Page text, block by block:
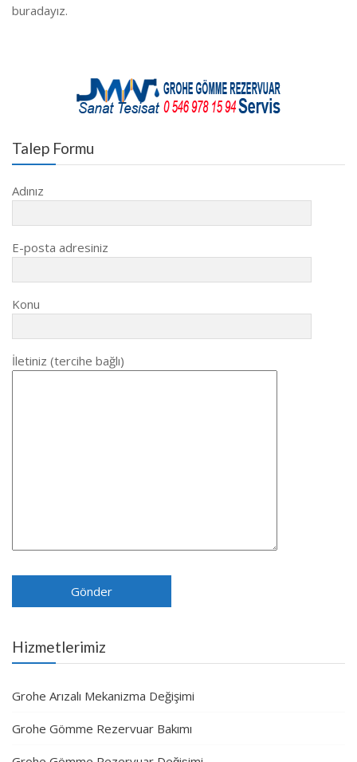
buradayız.
Talep Formu
Adınız
E-posta adresiniz
Konu
İletiniz (tercihe bağlı)
Hizmetlerimiz
Grohe Arızalı Mekanizma Değişimi
Grohe Gömme Rezervuar Bakımı